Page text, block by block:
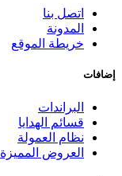
اتصل بنا
المدونة
خريطة الموقع
إضافات
البراندات
قسائم الهدايا
نظام العمولة
العروض المميزة